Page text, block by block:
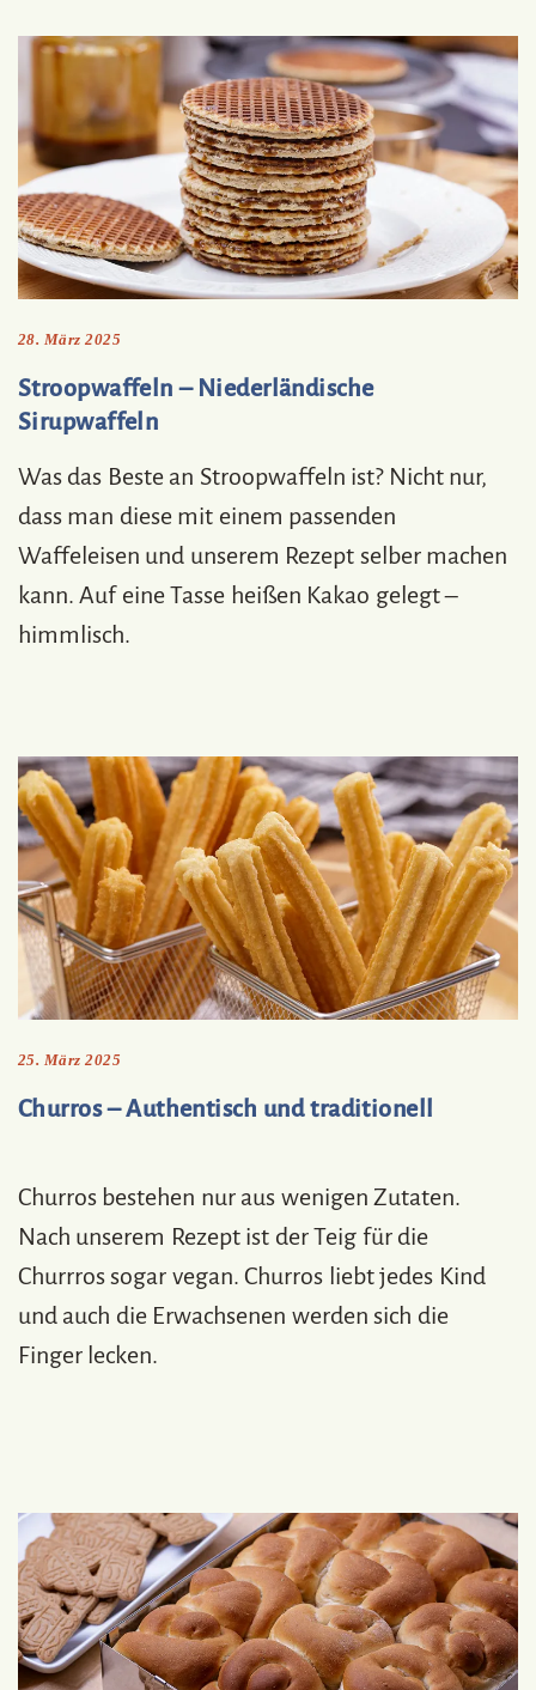
28. März 2025
Stroopwaffeln – Niederländische
Sirupwaffeln
Was das Beste an Stroopwaffeln ist? Nicht nur,
dass man diese mit einem passenden
Waffeleisen und unserem Rezept selber machen
kann. Auf eine Tasse heißen Kakao gelegt –
himmlisch.
25. März 2025
Churros – Authentisch und traditionell
Churros bestehen nur aus wenigen Zutaten.
Nach unserem Rezept ist der Teig für die
Churrros sogar vegan. Churros liebt jedes Kind
und auch die Erwachsenen werden sich die
Finger lecken.